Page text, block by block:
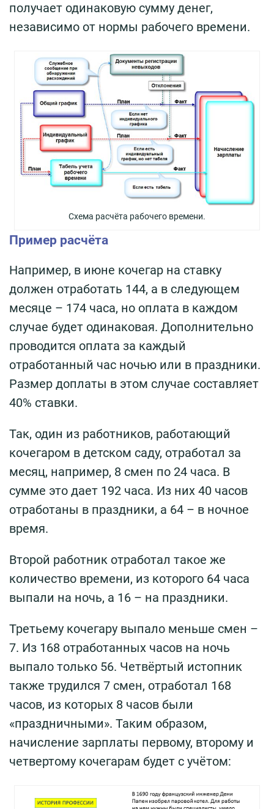
получает одинаковую сумму денег,
независимо от нормы рабочего времени.
Схема расчёта рабочего времени.
Пример расчёта
Например, в июне кочегар на ставку
должен отработать 144, а в следующем
месяце – 174 часа, но оплата в каждом
случае будет одинаковая. Дополнительно
проводится оплата за каждый
отработанный час ночью или в праздники.
Размер доплаты в этом случае составляет
40% ставки.
Так, один из работников, работающий
кочегаром в детском саду, отработал за
месяц, например, 8 смен по 24 часа. В
сумме это дает 192 часа. Из них 40 часов
отработаны в праздники, а 64 – в ночное
время.
Второй работник отработал такое же
количество времени, из которого 64 часа
выпали на ночь, а 16 – на праздники.
Третьему кочегару выпало меньше смен –
7. Из 168 отработанных часов на ночь
выпало только 56. Четвёртый истопник
также трудился 7 смен, отработал 168
часов, из которых 8 часов были
«праздничными». Таким образом,
начисление зарплаты первому, второму и
четвертому кочегарам будет с учётом: